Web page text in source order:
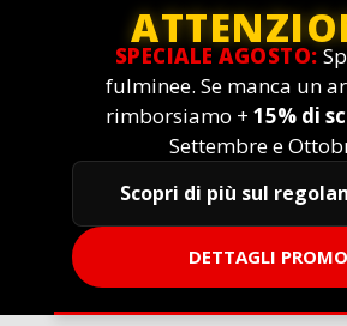
SPECIALE AGOSTO:
fulminee. Se manca un
rimborsiamo + 15% di
Settembre e
Scopri di più sul
DETTAGLI PROMO